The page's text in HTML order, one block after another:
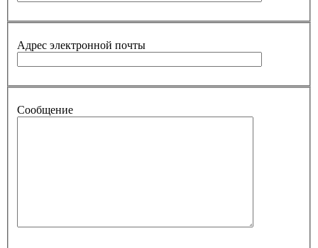
Адрес электронной почты
Сообщение